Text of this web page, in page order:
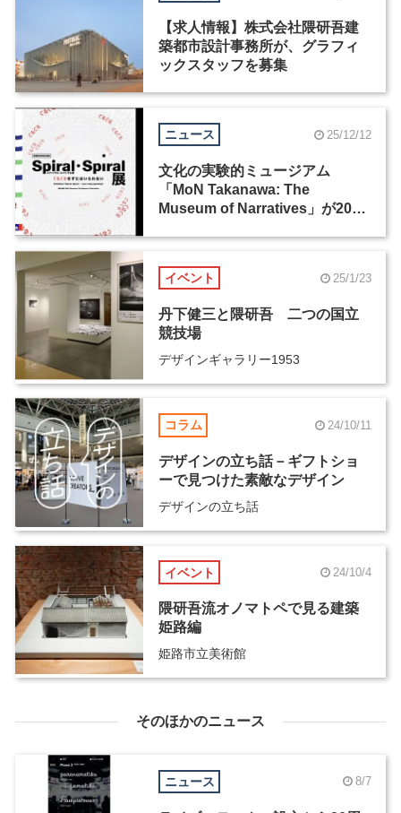
【求人情報】株式会社隈研吾建
築都市設計事務所が、グラフィ
ックスタッフを募集
ニュース 25/12/12
文化の実験的ミュージアム
「MoN Takanawa: The
Museum of Narratives」が2026
イベント 25/1/23
丹下健三と隈研吾 二つの国立
競技場
デザインギャラリー1953
コラム 24/10/11
デザインの立ち話－ギフトショ
ーで見つけた素敵なデザイン
デザインの立ち話
イベント 24/10/4
隈研吾流オノマトペで見る建築
姫路編
姫路市立美術館
そのほかのニュース
ニュース 8/7